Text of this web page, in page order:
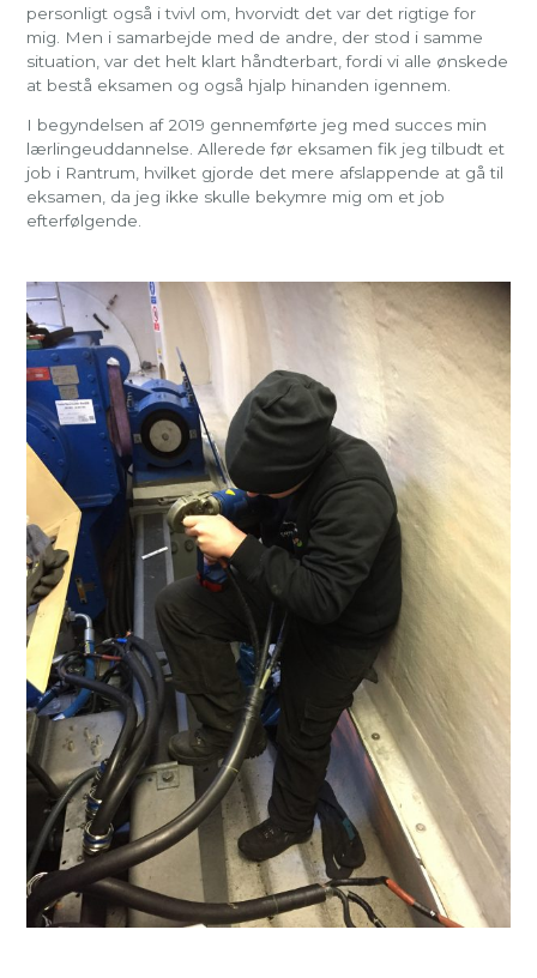
personligt også i tvivl om, hvorvidt det var det rigtige for
mig. Men i samarbejde med de andre, der stod i samme
situation, var det helt klart håndterbart, fordi vi alle ønskede
at bestå eksamen og også hjalp hinanden igennem.
I begyndelsen af 2019 gennemførte jeg med succes min
lærlingeuddannelse. Allerede før eksamen fik jeg tilbudt et
job i Rantrum, hvilket gjorde det mere afslappende at gå til
eksamen, da jeg ikke skulle bekymre mig om et job
efterfølgende.